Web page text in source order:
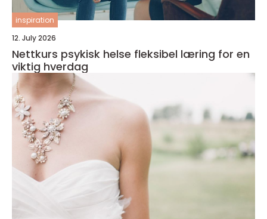
inspiration
12. July 2026
Nettkurs psykisk helse fleksibel læring for en
viktig hverdag